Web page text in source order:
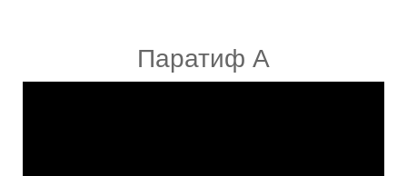
Паратиф A